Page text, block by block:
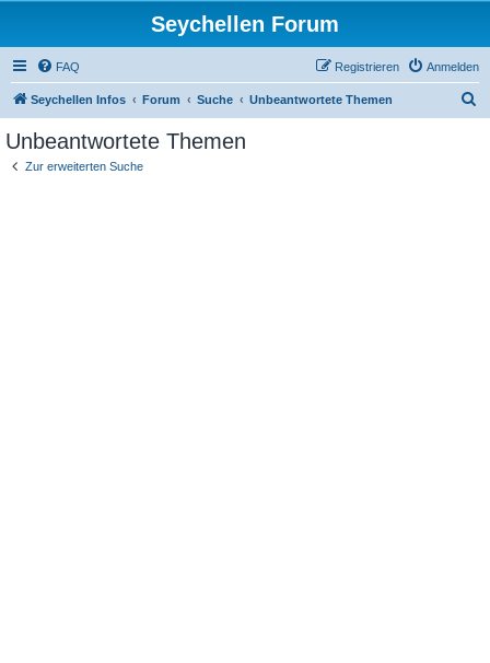
Seychellen Forum
FAQ Anmelden
Registrieren
Seychellen Infos Forum Suche Unbeantwortete Themen
Unbeantwortete Themen
Zur erweiterten Suche